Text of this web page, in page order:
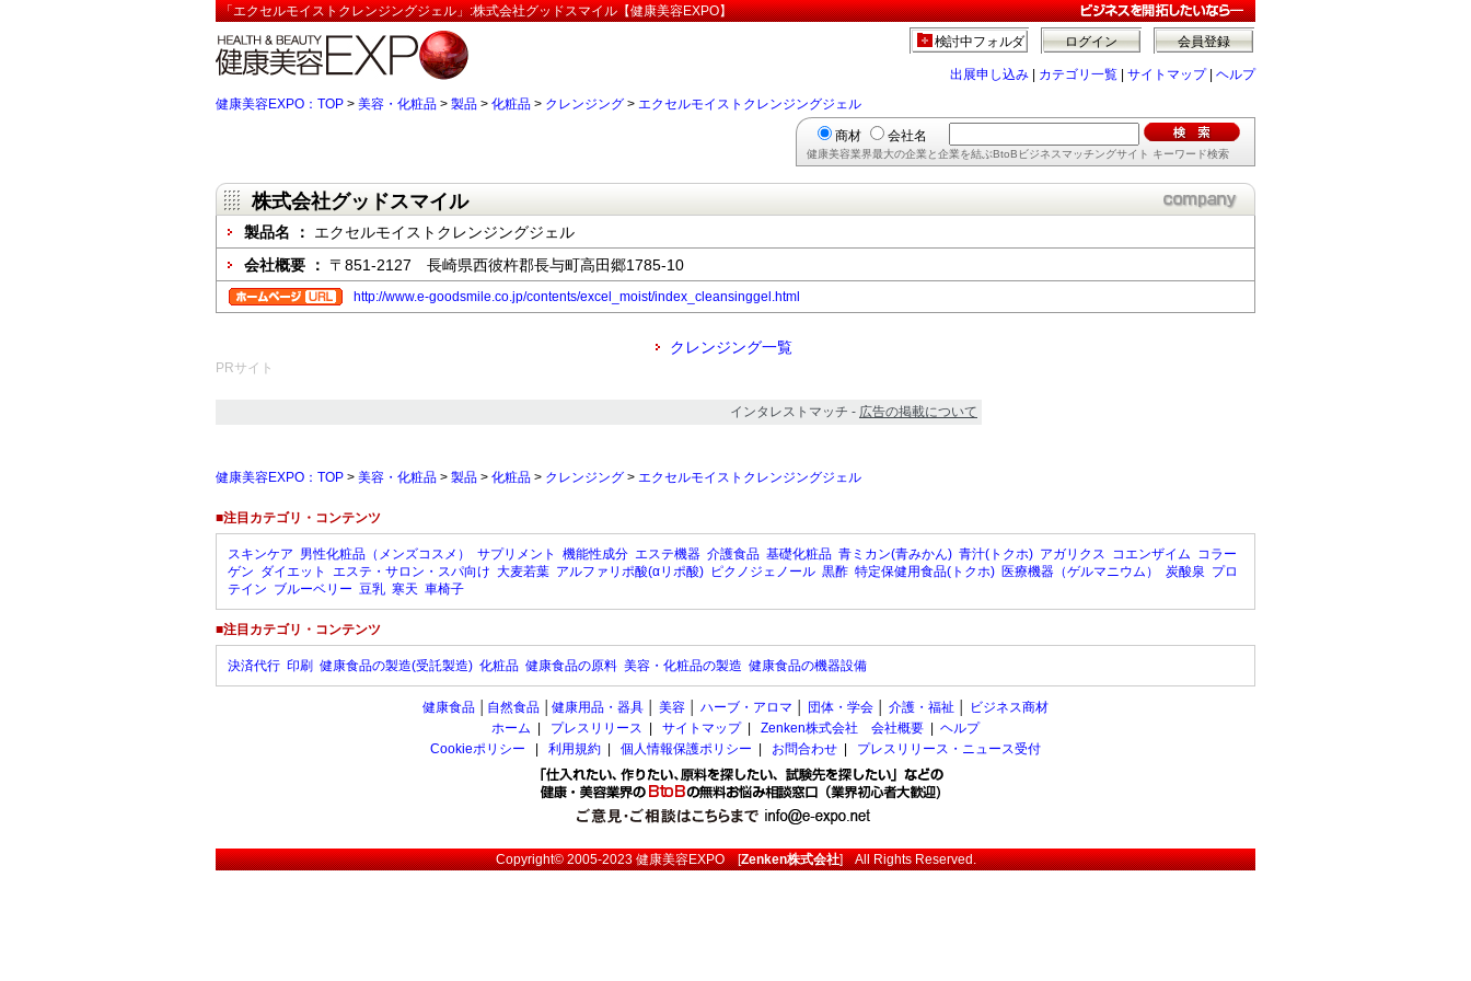
「エクセルモイストクレンジングジェル」:株式会社グッドスマイル【健康美容EXPO】
会員登録
ログイン
検討中フォルダ
出展申し込み カテゴリ一覧 サイトマップ| ヘルプ
健康美容EXPO：TOP > 美容・化粧品 > 製品 > 化粧品 > クレンジング > エクセルモイストクレンジングジェル
商材 会社名
健康美容業界最大の企業と企業を結ぶBtoBビジネスマッチングサイト キーワード検索
株式会社グッドスマイル
製品名 ： エクセルモイストクレンジングジェル
会社概要 ： 〒851-2127 長崎県西彼杵郡長与町高田郷1785-10
http://www.e-goodsmile.co.jp/contents/excel_moist/index_cleansinggel.html
クレンジング一覧
PRサイト
インタレストマッチ - 広告の掲載について
健康美容EXPO：TOP > 美容・化粧品 > 製品 > 化粧品 > クレンジング > エクセルモイストクレンジングジェル
■注目カテゴリ・コンテンツ
スキンケア 男性化粧品（メンズコスメ） サプリメント 機能性成分 エステ機器 介護食品 基礎化粧品 青ミカン(青みかん) 青汁(トクホ) アガリクス コエンザイム コラー
ゲン ダイエット エステ・サロン・スパ向け 大麦若葉 アルファリポ酸(αリポ酸) ピクノジェノール 黒酢 特定保健用食品(トクホ) 医療機器（ゲルマニウム） 炭酸泉 プロ
テイン ブルーベリー 豆乳 寒天 車椅子
■注目カテゴリ・コンテンツ
決済代行 印刷 健康食品の製造(受託製造) 化粧品 健康食品の原料 美容・化粧品の製造 健康食品の機器設備
健康食品 自然食品 健康用品・器具 美容 ハーブ・アロマ 団体・学会 介護・福祉
ビジネス商材
ホーム
プレスリリース サイトマップ| Zenken株式会社 会社概要
ヘルプ
Cookieポリシー
利用規約 個人情報保護ポリシー お問合わせ プレスリリース・ニュース受付
Copyright© 2005-2023健康美容EXPO[Zenken株式会社] All Rights Reserved.